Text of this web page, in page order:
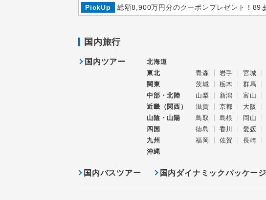
PickUp 総額8,900万円分のクーポンプレゼント！89
国内旅行
国内ツアー
北海道
東北
青森 岩手 宮城
関東
茨城 栃木 群馬
中部・北陸
山梨 新潟 富山
近畿（関西）
滋賀 京都 大阪
山陰・山陽
鳥取 島根 岡山
四国
徳島 香川 愛媛
九州
福岡 佐賀 長崎
沖縄
国内バスツアー 国内ダイナミックパッケージ